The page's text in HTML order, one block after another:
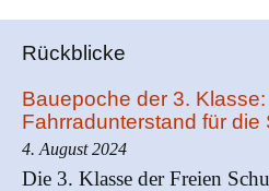
Rückblicke
Bauepoche der 3.
Fahrradunterstand für die
4. August 2024
Die 3. Klasse der Freien